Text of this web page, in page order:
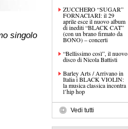
singolo
ZUCCHERO “SUGAR”
FORNACIARI: il 29
aprile esce il nuovo album
di inediti “BLACK CAT”
(con un brano firmato da
BONO) – concerti
“Bellissimo così”, il nuovo
disco di Nicola Battisti
Barley Arts / Arrivano in
Italia i BLACK VIOLIN:
la musica classica incontra
l’hip hop
Vedi tutti